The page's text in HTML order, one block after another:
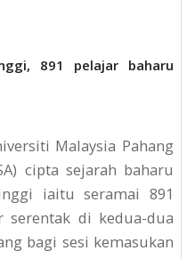
891 pelajar baharu
Malaysia Pahang
cipta sejarah baharu
iaitu seramai 891
serentak di kedua-dua
bagi sesi kemasukan